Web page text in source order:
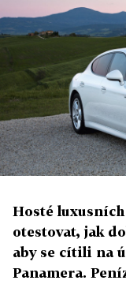
Hosté
otestovat, jak
aby se cítili na
Panamera.